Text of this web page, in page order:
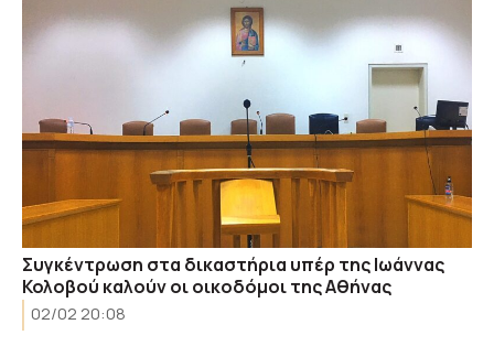
Συγκέντρωση στα δικαστήρια υπέρ της Ιωάννας
Κολοβού καλούν οι οικοδόμοι της Αθήνας
02/02 20:08